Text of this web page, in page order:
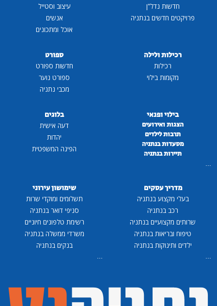
חדשות נדל"ן
פרויקטים חדשים בנתניה
עיצוב וסטייל
אנשים
אוכל ומתכונים
רכילות ולילה
רכילות
מקומות בילוי
ספורט
חדשות ספורט
ספורט נוער
מכבי נתניה
בילוי ופנאי
הצגות ואירועים
תרבות לילדים
מסעדות בנתניה
תיירות בנתניה
בלוגים
דעה אישית
יהדות
הפינה המשפטית
מדריך עסקים
בעלי מקצוע בנתניה
רכב בנתניה
שרותים מקצועיים בנתניה
טיפוח ובריאות בנתניה
ילדים ותינוקות בנתניה
שימושון עירוני
תשלומים ומוקדי שרות
סניפי דואר בנתניה
רשימת טלפונים חיוניים
משרדי ממשלה בנתניה
בנקים בנתניה